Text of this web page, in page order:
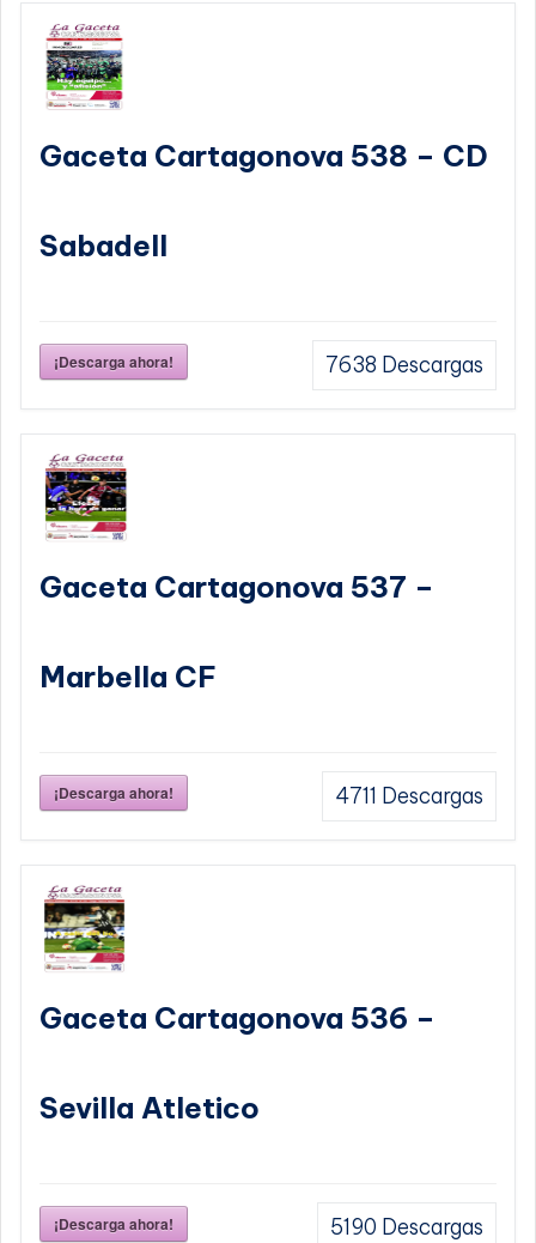
Gaceta Cartagonova 538 – CD
Sabadell
¡Descarga ahora! 7638 Descargas
Gaceta Cartagonova 537 –
Marbella CF
¡Descarga ahora! 4711 Descargas
Gaceta Cartagonova 536 –
Sevilla Atletico
¡Descarga ahora! 5190 Descargas